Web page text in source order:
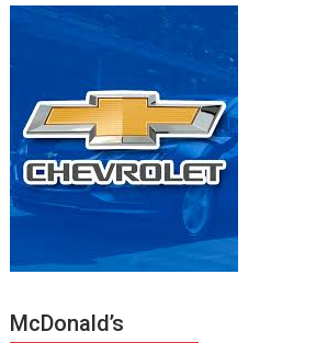
McDonald’s